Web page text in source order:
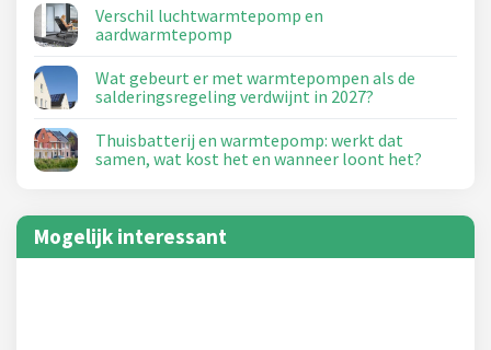
Verschil luchtwarmtepomp en
aardwarmtepomp
Wat gebeurt er met warmtepompen als de
salderingsregeling verdwijnt in 2027?
Thuisbatterij en warmtepomp: werkt dat
samen, wat kost het en wanneer loont het?
Mogelijk interessant